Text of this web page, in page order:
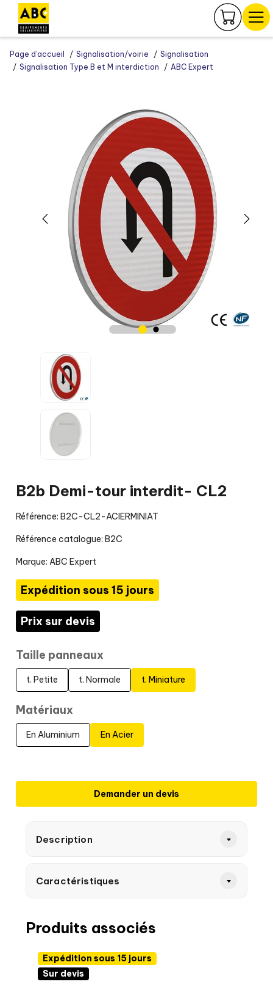
Page d’accueil Signalisation/voirie
Signalisation
Signalisation Type B et M interdiction
ABC Expert
B2b Demi-tour interdit- CL2
Référence: B2C-CL2-ACIERMINIAT
Référence catalogue: B2C
Marque: ABC Expert
Expédition sous 15 jours
Prix sur devis
Taille panneaux
t. Petite t. Normale t. Miniature
Matériaux
En Aluminium En Acier
Demander un devis
Description
Caractéristiques
Produits associés
Expédition sous 15 jours
Sur devis
Panneau de gestion des cookies